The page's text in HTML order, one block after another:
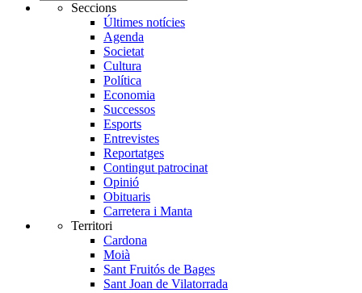
Seccions
Últimes notícies
Agenda
Societat
Cultura
Política
Economia
Successos
Esports
Entrevistes
Reportatges
Contingut patrocinat
Opinió
Obituaris
Carretera i Manta
Territori
Cardona
Moià
Sant Fruitós de Bages
Sant Joan de Vilatorrada